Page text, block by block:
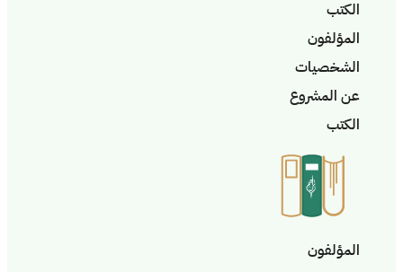
الكتب
المؤلفون
الشخصيات
عن المشروع
الكتب
المؤلفون